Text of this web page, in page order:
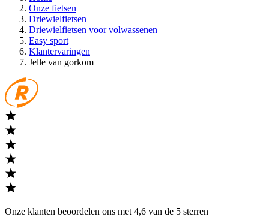
Onze fietsen
Driewielfietsen
Driewielfietsen voor volwassenen
Easy sport
Klantervaringen
Jelle van gorkom
Onze klanten beoordelen ons met 4,6 van de 5 sterren